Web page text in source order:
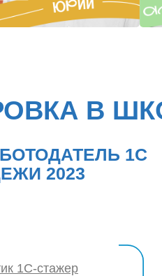
В
1С
2023
1С-стажер